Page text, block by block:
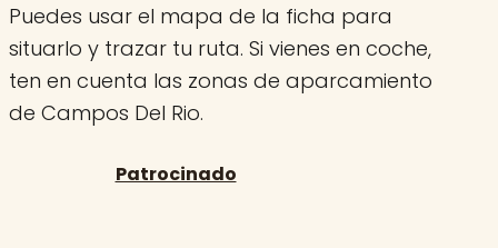
Puedes usar el mapa de la ficha para
situarlo y trazar tu ruta. Si vienes en coche,
ten en cuenta las zonas de aparcamiento
de Campos Del Rio.